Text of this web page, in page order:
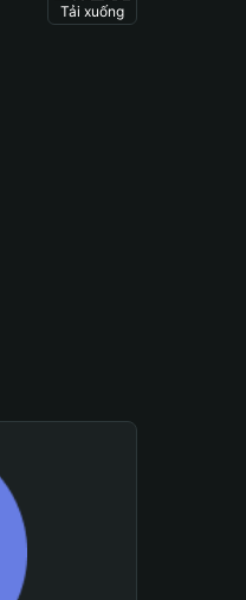
Tải xuống